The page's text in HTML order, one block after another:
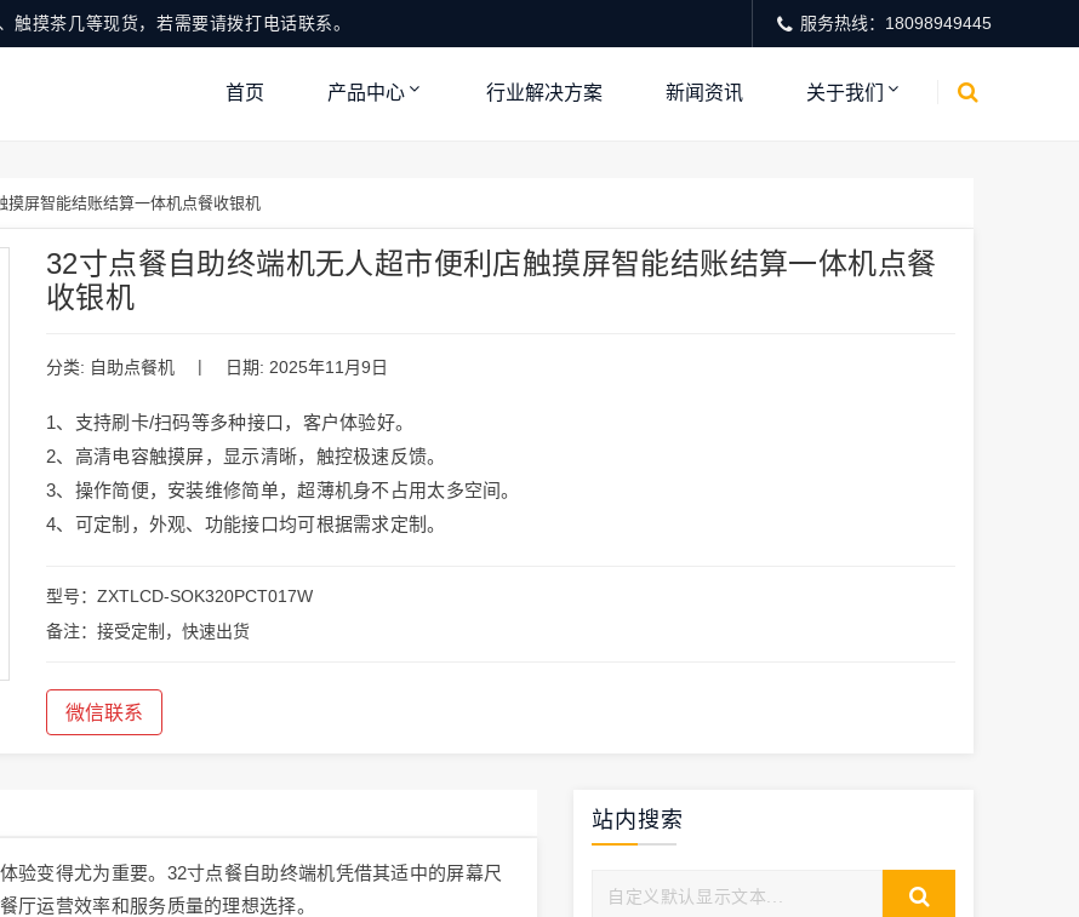
触摸茶几等现货，若需要请拨打电话联系。 服务热线：18098949445
首页 产品中心 行业解决方案 新闻资讯 关于我们
摸屏智能结账结算一体机点餐收银机
32寸点餐自助终端机无人超市便利店触摸屏智能结账结算一体机点餐
收银机
分类: 自助点餐机 | 日期: 2025年11月9日
1、支持刷卡/扫码等多种接口，客户体验好。
2、高清电容触摸屏，显示清晰，触控极速反馈。
3、操作简便，安装维修简单，超薄机身不占用太多空间。
4、可定制，外观、功能接口均可根据需求定制。
型号：ZXTLCD-SOK320PCT017W
备注：接受定制，快速出货
微信联系
验变得尤为重要。32寸点餐自助终端机凭借其适中的屏幕尺
厅运营效率和服务质量的理想选择。
站内搜索